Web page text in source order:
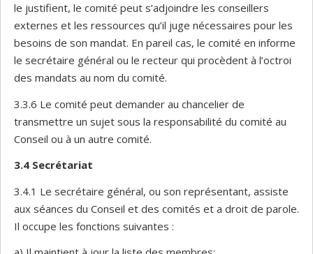
le justifient, le comité peut s’adjoindre les conseillers
externes et les ressources qu’il juge nécessaires pour les
besoins de son mandat. En pareil cas, le comité en informe
le secrétaire général ou le recteur qui procèdent à l’octroi
des mandats au nom du comité.
3.3.6 Le comité peut demander au chancelier de
transmettre un sujet sous la responsabilité du comité au
Conseil ou à un autre comité.
3.4 Secrétariat
3.4.1 Le secrétaire général, ou son représentant, assiste
aux séances du Conseil et des comités et a droit de parole.
Il occupe les fonctions suivantes :